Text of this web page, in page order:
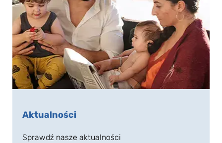
Aktualności
Sprawdź nasze aktualności